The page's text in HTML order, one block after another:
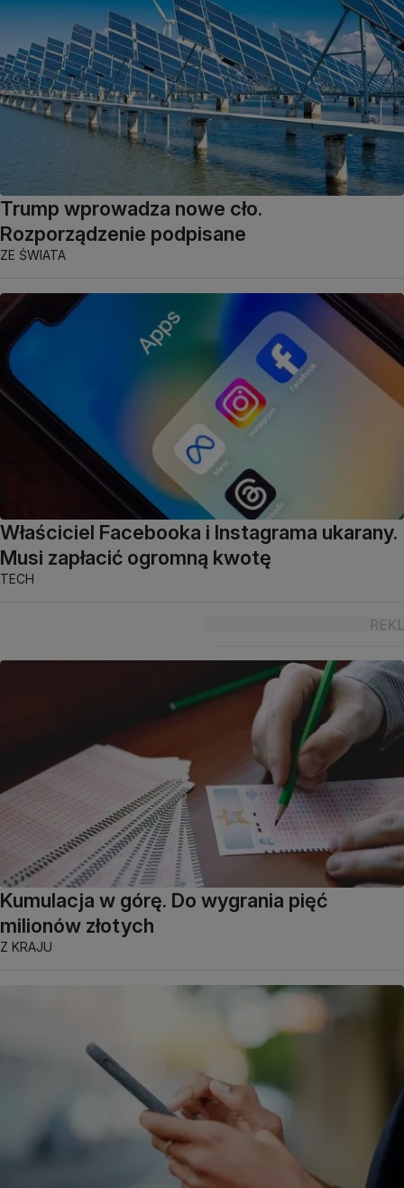
Trump wprowadza nowe cło.
Rozporządzenie podpisane
ZE ŚWIATA
Właściciel Facebooka i Instagrama ukarany.
Musi zapłacić ogromną kwotę
TECH
Kumulacja w górę. Do wygrania pięć
milionów złotych
Z KRAJU